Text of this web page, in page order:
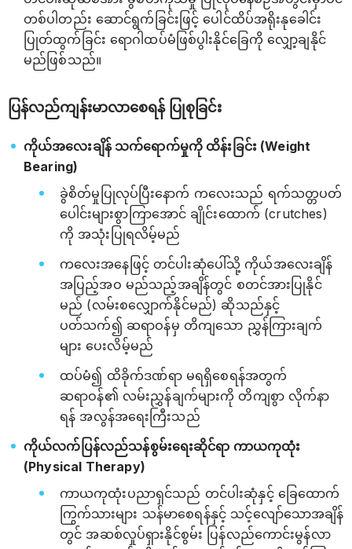
တစ်ပါတည်း ဆောင်ရွက်ခြင်းဖြင့် ပေါင်ထိပ်အရိုးနုခေါင်း
ပြုတ်ထွက်ခြင်း ရောဂါထပ်မံဖြစ်ပွါးနိုင်ခြေကို လျှော့ချနိုင်
မည်ဖြစ်သည်။
ပြန်လည်ကျန်းမာလာစေရန် ပြုစုခြင်း
ကိုယ်အလေးချိန် သက်ရောက်မှုကို ထိန်းခြင်း (Weight
Bearing)
ခွဲစိတ်မှုပြုလုပ်ပြီးနောက် ကလေးသည် ရက်သတ္တပတ်
ပေါင်းများစွာကြာအောင် ချိုင်းထောက် (crutches)
ကို အသုံးပြုရလိမ့်မည်
ကလေးအနေဖြင့် တင်ပါးဆုံပေါ်သို့ ကိုယ်အလေးချိန်
အပြည့်အဝ မည်သည့်အချိန်တွင် စတင်အားပြုနိုင်
မည် (လမ်းစလျှောက်နိုင်မည်) ဆိုသည်နှင့်
ပတ်သက်၍ ဆရာဝန်မှ တိကျသော ညွှန်ကြားချက်
များ ပေးလိမ့်မည်
ထပ်မံ၍ ထိခိုက်ဒဏ်ရာ မရရှိစေရန်အတွက်
ဆရာဝန်၏ လမ်းညွှန်ချက်များကို တိကျစွာ လိုက်နာ
ရန် အလွန်အရေးကြီးသည်
ကိုယ်လက်ပြန်လည်သန်စွမ်းရေးဆိုင်ရာ ကာယကုထုံး
(Physical Therapy)
ကာယကုထုံးပညာရှင်သည် တင်ပါးဆုံနှင့် ခြေထောက်
ကြွက်သားများ သန်မာစေရန်နှင့် သင့်လျော်သောအချိန်
တွင် အဆစ်လှုပ်ရှားနိုင်စွမ်း ပြန်လည်ကောင်းမွန်လာ